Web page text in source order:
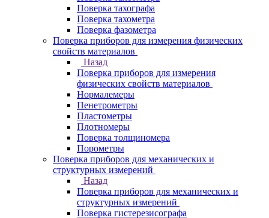
Поверка тахографа
Поверка тахометра
Поверка фазометра
Поверка приборов для измерения физических
свойств материалов
Назад
Поверка приборов для измерения
физических свойств материалов
Нормалемеры
Пенетрометры
Пластометры
Плотномеры
Поверка толщиномера
Порометры
Поверка приборов для механических и
структурных измерений
Назад
Поверка приборов для механических и
структурных измерений
Поверка гистерезисографа